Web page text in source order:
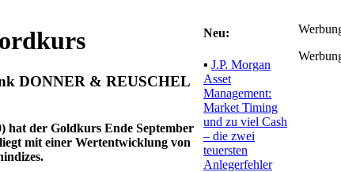
DONNER & REUSCHEL
hat der Goldkurs Ende September
mit einer Wertentwicklung von
Neu:
▪ J.P. Morgan
Asset
Management:
Market Timing
und zu viel Cash
– die zwei
teuersten
Anlegerfehler